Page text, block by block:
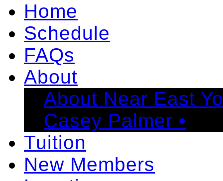
Home
Schedule
FAQs
About
About Near East
Casey Palmer •
Tuition
New Members